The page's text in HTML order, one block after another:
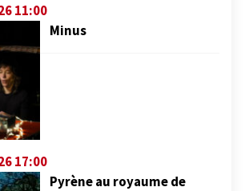
11:00
Minus
17:00
Pyrène au royaume de